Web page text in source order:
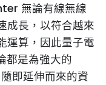
無論有線無線
成長，以符合越來
運算，因此量子電
都是為強大的
即延伸而來的資